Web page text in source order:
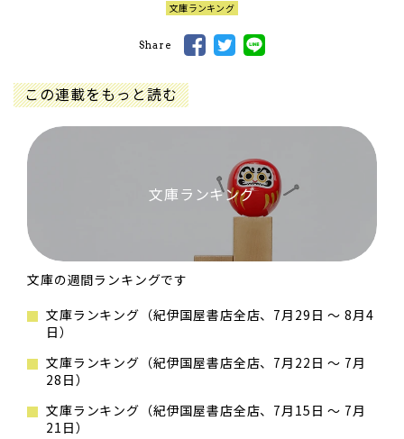
文庫ランキング
Share
この連載をもっと読む
文庫ランキング
文庫の週間ランキングです
文庫ランキング（紀伊国屋書店全店、7月29日 ～ 8月4
日）
文庫ランキング（紀伊国屋書店全店、7月22日 ～ 7月
28日）
文庫ランキング（紀伊国屋書店全店、7月15日 ～ 7月
21日）